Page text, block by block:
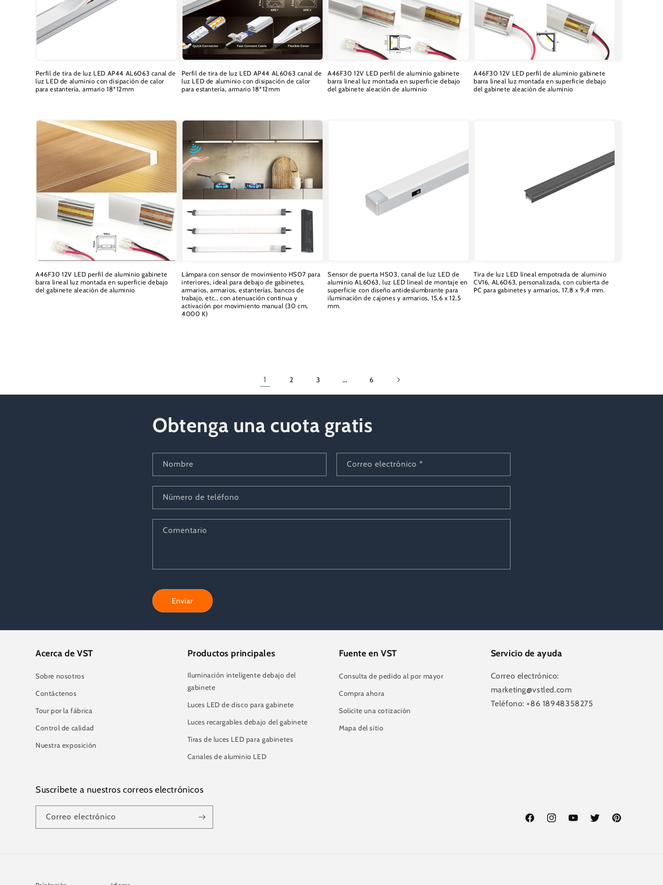
c
i
n
Perfil de tira de luz LED AP44 AL6063 canal de
luz LED de aluminio con disipación de calor
para estantería, armario 18*12mm
Perfil de tira de luz LED AP44 AL6063 canal de
luz LED de aluminio con disipación de calor
para estantería, armario 18*12mm
A46F30 12V LED perfil de aluminio gabinete
barra lineal luz montada en superficie debajo
del gabinete aleación de aluminio
A46F30 12V LED perfil de aluminio gabinete
barra lineal luz montada en superficie debajo
del gabinete aleación de aluminio
A46F30 12V LED perfil de aluminio gabinete
barra lineal luz montada en superficie debajo
del gabinete aleación de aluminio
Lámpara con sensor de movimiento HS07 para
interiores, ideal para debajo de gabinetes,
armarios, armarios, estanterías, bancos de
trabajo, etc., con atenuación continua y
activación por movimiento manual (30 cm,
4000 K)
Sensor de puerta HS03, canal de luz LED de
aluminio AL6063, luz LED lineal de montaje en
superficie con diseño antideslumbrante para
iluminación de cajones y armarios, 15,6 x 12,5
mm.
Tira de luz LED lineal empotrada de aluminio
CV16, AL6063, personalizada, con cubierta de
PC para gabinetes y armarios, 17,8 x 9,4 mm.
1 2 3 … 6
Obtenga una cuota gratis
Nombre Correo electrónico *
Número de teléfono
Comentario
Enviar
Acerca de VST
Sobre nosotros
Contáctenos
Tour por la fábrica
Control de calidad
Nuestra exposición
Productos principales
Iluminación inteligente debajo del
gabinete
Luces LED de disco para gabinete
Luces recargables debajo del gabinete
Tiras de luces LED para gabinetes
Canales de aluminio LED
Fuente en VST
Consulta de pedido al por mayor
Compra ahora
Solicite una cotización
Mapa del sitio
Servicio de ayuda
Correo electrónico:
marketing@vstled.com
Teléfono: +86 18948358275
Suscríbete a nuestros correos electrónicos
Correo electrónico
FacebookInstagramYouTubeTwitter Pinterest